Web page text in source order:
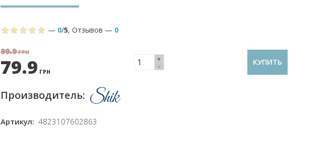
— 0/5, Отзывов — 0
99.9ГРН
79.9 ГРН
+
-
КУПИТЬ
Производитель:
Артикул: 4823107602863